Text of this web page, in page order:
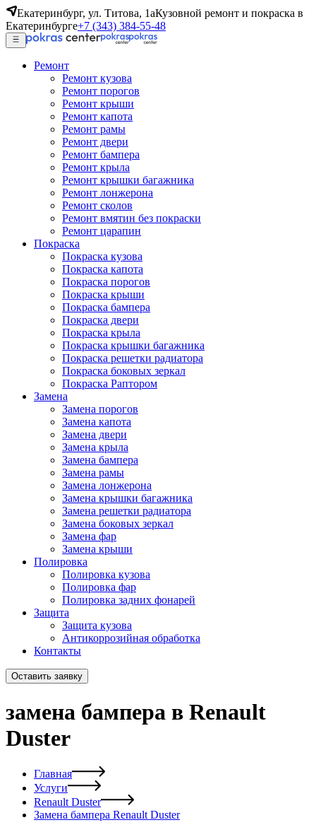
Екатеринбург, ул. Титова, 1аКузовной ремонт и покраска в
Екатеринбурге+7 (343) 384-55-48
Ремонт
Ремонт кузова
Ремонт порогов
Ремонт крыши
Ремонт капота
Ремонт рамы
Ремонт двери
Ремонт бампера
Ремонт крыла
Ремонт крышки багажника
Ремонт лонжерона
Ремонт сколов
Ремонт вмятин без покраски
Ремонт царапин
Покраска
Покраска кузова
Покраска капота
Покраска порогов
Покраска крыши
Покраска бампера
Покраска двери
Покраска крыла
Покраска крышки багажника
Покраска решетки радиатора
Покраска боковых зеркал
Покраска Раптором
Замена
Замена порогов
Замена капота
Замена двери
Замена крыла
Замена бампера
Замена рамы
Замена лонжерона
Замена крышки багажника
Замена решетки радиатора
Замена боковых зеркал
Замена фар
Замена крыши
Полировка
Полировка кузова
Полировка фар
Полировка задних фонарей
Защита
Защита кузова
Антикоррозийная обработка
Контакты
Оставить заявку
замена бампера в Renault
Duster
Главная
Услуги
Renault Duster
Замена бампера Renault Duster